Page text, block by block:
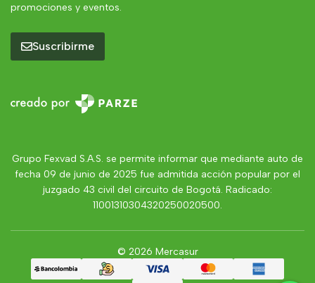
promociones y eventos.
Suscribirme
Grupo Fexvad S.A.S. se permite informar que mediante auto de
fecha 09 de junio de 2025 fue admitida acción popular por el
juzgado 43 civil del circuito de Bogotá. Radicado:
11001310304320250020500.
© 2026 Mercasur